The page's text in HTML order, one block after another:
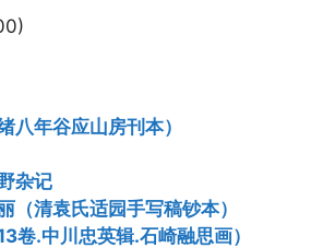
八年谷应山房刊本）
杂记
（清袁氏适园手写稿钞本）
卷.中川忠英辑.石崎融思画）